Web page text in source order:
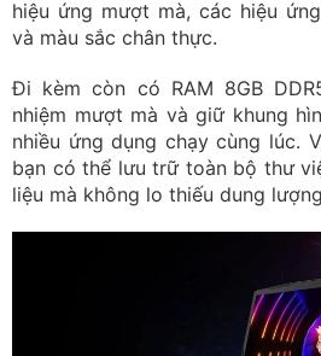
hiệu ứng mượt mà, các hiệu
và màu sắc chân thực.
Đi kèm còn có RAM 8GB
nhiệm mượt mà và giữ khung
nhiều ứng dụng chạy cùng lúc.
bạn có thể lưu trữ toàn bộ thư
liệu mà không lo thiếu dung